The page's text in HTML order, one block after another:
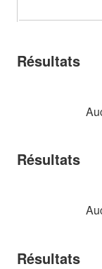
Résultats
Résultats
Résultats